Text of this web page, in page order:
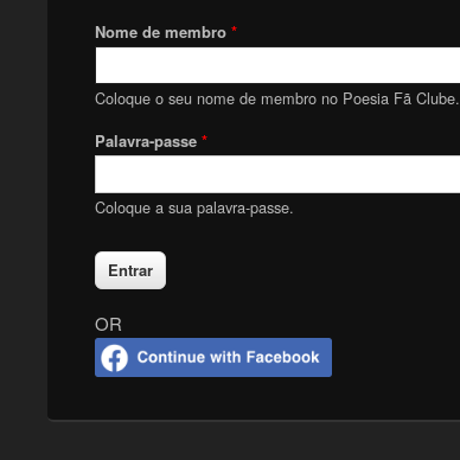
Nome de membro *
Coloque o seu nome de membro no Poesia Fã Clube.
Palavra-passe *
Coloque a sua palavra-passe.
OR